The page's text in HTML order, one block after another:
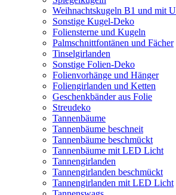
Weihnachtskugeln B1 und mit
Sonstige Kugel-Deko
Foliensterne und Kugeln
Palmschnittfontänen und Fächer
Tinselgirlanden
Sonstige Folien-Deko
Folienvorhänge und Hänger
Foliengirlanden und Ketten
Geschenkbänder aus Folie
Streudeko
Tannenbäume
Tannenbäume beschneit
Tannenbäume beschmückt
Tannenbäume mit LED Licht
Tannengirlanden
Tannengirlanden beschmückt
Tannengirlanden mit LED Licht